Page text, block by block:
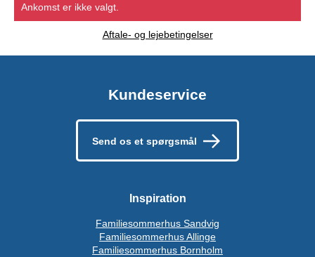
Ankomst er ikke valgt.
Aftale- og lejebetingelser
Kundeservice
Send os et spørgsmål
Inspiration
Familiesommerhus Sandvig
Familiesommerhus Allinge
Familiesommerhus Bornholm